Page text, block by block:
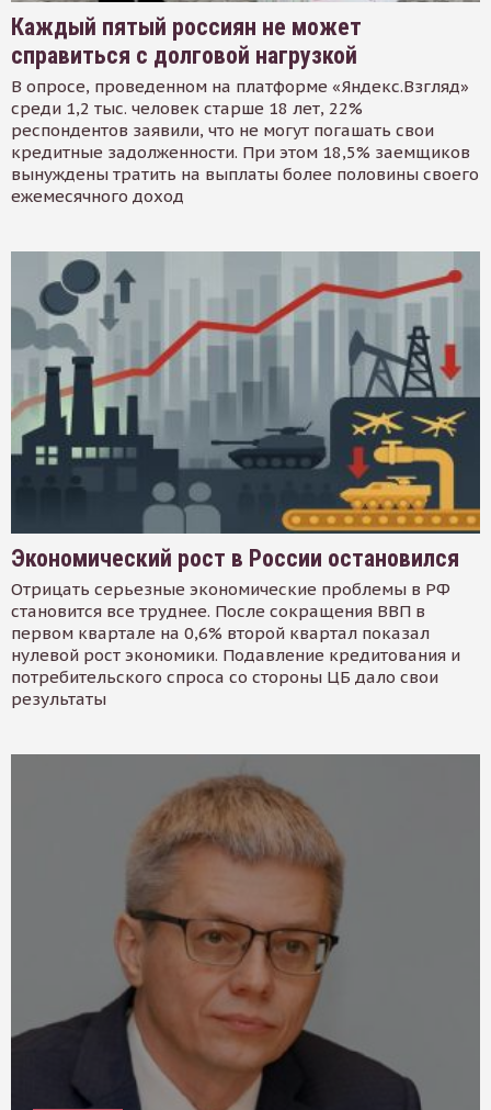
Каждый пятый россиян не может
справиться с долговой нагрузкой
В опросе, проведенном на платформе «Яндекс.Взгляд»
среди 1,2 тыс. человек старше 18 лет, 22%
респондентов заявили, что не могут погашать свои
кредитные задолженности. При этом 18,5% заемщиков
вынуждены тратить на выплаты более половины своего
ежемесячного доход
Экономический рост в России остановился
Отрицать серьезные экономические проблемы в РФ
становится все труднее. После сокращения ВВП в
первом квартале на 0,6% второй квартал показал
нулевой рост экономики. Подавление кредитования и
потребительского спроса со стороны ЦБ дало свои
результаты